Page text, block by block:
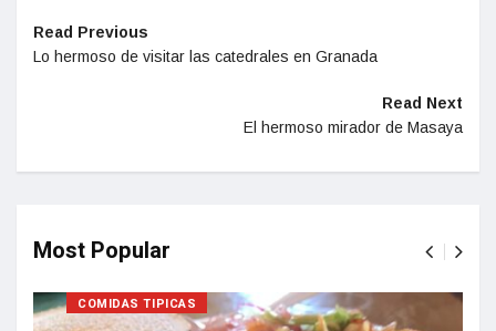
Read Previous
Lo hermoso de visitar las catedrales en Granada
Read Next
El hermoso mirador de Masaya
Most Popular
COMIDAS TIPICAS